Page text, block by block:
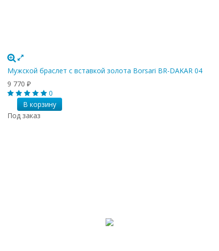
Мужской браслет с вставкой золота Borsari BR-DAKAR 04
9 770 ₽
0
В корзину
Под заказ